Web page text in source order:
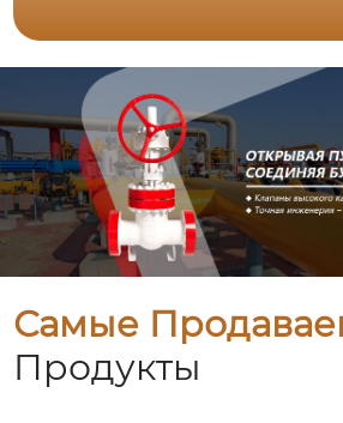
Самые
Продукты